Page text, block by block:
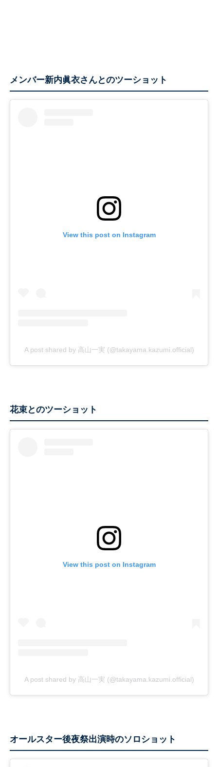
メンバー新内眞衣さんとのツーショット
View this post on Instagram
A post shared by 高山一実 (@takayama.kazumi.official)
花束とのツーショット
View this post on Instagram
A post shared by 高山一実 (@takayama.kazumi.official)
オールスター後夜祭出演時のソロショット